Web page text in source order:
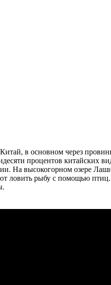
в основном через
процентов китайских
На высокогорном озере
ловить рыбу с помощью